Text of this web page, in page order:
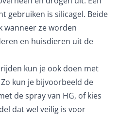
gebruiken is silicagel. Beide
wanneer ze worden
en huisdieren uit de
kun je ook doen met
kun je bijvoorbeeld de
de spray van HG, of kies
dat wel veilig is voor